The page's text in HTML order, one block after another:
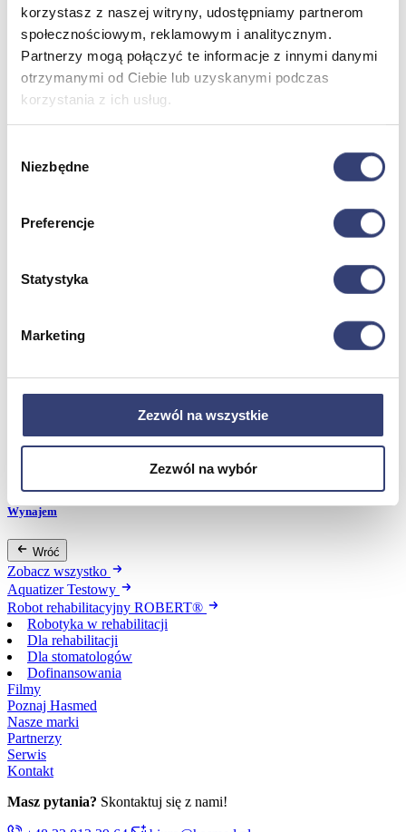
korzystasz z naszej witryny, udostępniamy partnerom
społecznościowym, reklamowym i analitycznym.
Partnerzy mogą połączyć te informacje z innymi danymi
otrzymanymi od Ciebie lub uzyskanymi podczas
korzystania z ich usług.
zgody
Niezbędne
Preferencje
Statystyka
Marketing
Zezwól na wszystkie
Zezwól na wybór
Wróć
Kozetki
Pielęgnacja mebli
Taborety i krzesła
Parawany
Fotele
Urządzenia
Dofinansowania
Zobacz wszystko
Wynajem
Wróć
Zobacz wszystko
Aquatizer Testowy
Robot rehabilitacyjny ROBERT®
Robotyka w rehabilitacji
Dla rehabilitacji
Dla stomatologów
Dofinansowania
Filmy
Poznaj Hasmed
Nasze marki
Partnerzy
Serwis
Kontakt
Masz pytania? Skontaktuj się z nami!